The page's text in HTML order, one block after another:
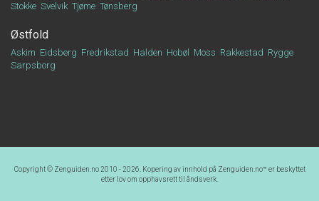
Stokke Svelvik Tjøme Tønsberg
Østfold
Askim Eidsberg Fredrikstad Halden Hobøl Moss Rakkestad Rygge
Sarpsborg
Copyright © Zenguiden.no 2010 - 2026. Kopering av innhold på Zenguiden.no™ er beskyttet
etter lov om opphavsrett til åndsverk.